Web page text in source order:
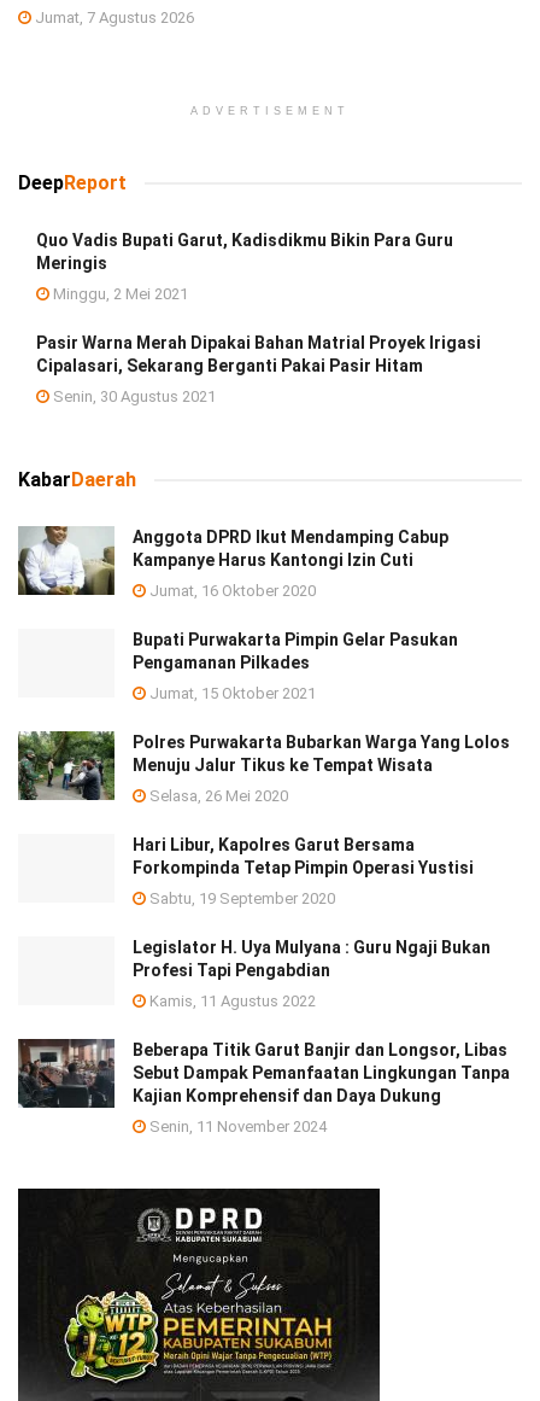
Jumat, 7 Agustus 2026
ADVERTISEMENT
DeepReport
Quo Vadis Bupati Garut, Kadisdikmu Bikin Para Guru
Meringis
Minggu, 2 Mei 2021
Pasir Warna Merah Dipakai Bahan Matrial Proyek Irigasi
Cipalasari, Sekarang Berganti Pakai Pasir Hitam
Senin, 30 Agustus 2021
KabarDaerah
Anggota DPRD Ikut Mendamping Cabup
Kampanye Harus Kantongi Izin Cuti
Jumat, 16 Oktober 2020
Bupati Purwakarta Pimpin Gelar Pasukan
Pengamanan Pilkades
Jumat, 15 Oktober 2021
Polres Purwakarta Bubarkan Warga Yang Lolos
Menuju Jalur Tikus ke Tempat Wisata
Selasa, 26 Mei 2020
Hari Libur, Kapolres Garut Bersama
Forkompinda Tetap Pimpin Operasi Yustisi
Sabtu, 19 September 2020
Legislator H. Uya Mulyana : Guru Ngaji Bukan
Profesi Tapi Pengabdian
Kamis, 11 Agustus 2022
Beberapa Titik Garut Banjir dan Longsor, Libas
Sebut Dampak Pemanfaatan Lingkungan Tanpa
Kajian Komprehensif dan Daya Dukung
Senin, 11 November 2024